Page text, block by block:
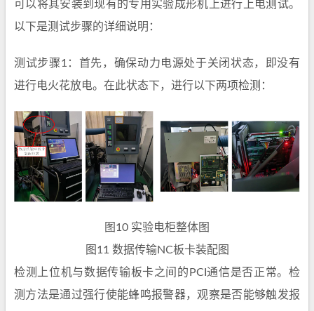
可以将其安装到现有的专用实验成形机上进行上电测试。
以下是测试步骤的详细说明：
测试步骤1：首先，确保动力电源处于关闭状态，即没有
进行电火花放电。在此状态下，进行以下两项检测：
图10 实验电柜整体图
图11 数据传输NC板卡装配图
检测上位机与数据传输板卡之间的PCI通信是否正常。检
测方法是通过强行使能蜂鸣报警器，观察是否能够触发报